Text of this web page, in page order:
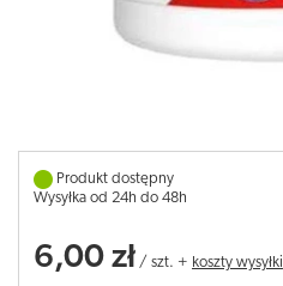
Produkt dostępny
Wysyłka od 24h do 48h
6,00 zł / szt. + koszty wysyłki